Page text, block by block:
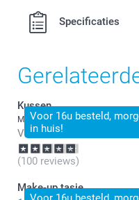
Specificaties
Voor 16u besteld,
in huis!
Kussen
Meer dan 10 varianten
Vanaf 17,49
(100 reviews)
Make-up tasje